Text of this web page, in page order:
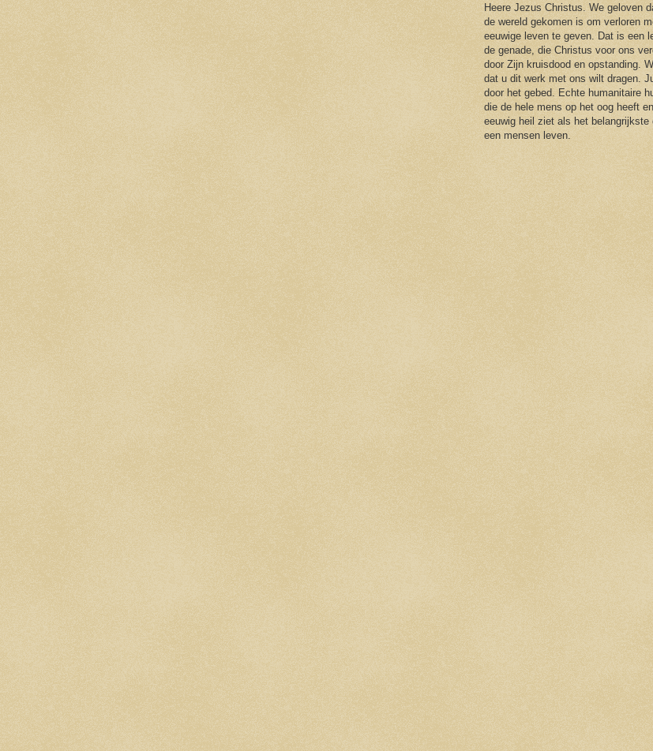
Heere Jezus Christus. We geloven
de wereld gekomen is om verloren
eeuwige leven te geven. Dat is een
de genade, die Christus voor ons
door Zijn kruisdood en opstanding.
dat u dit werk met ons wilt dragen.
door het gebed. Echte humanitaire
die de hele mens op het oog heeft
eeuwig heil ziet als het belangrijkste
een mensen leven.